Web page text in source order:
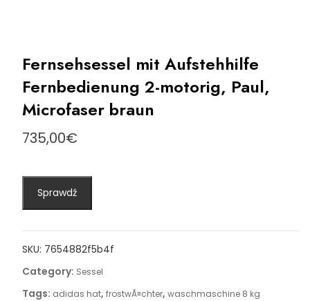
Fernsehsessel mit Aufstehhilfe
Fernbedienung 2-motorig, Paul,
Microfaser braun
735,00€
Sprawdź
SKU: 7654882f5b4f
Category: Sessel
Tags: adidas hat, frostwÃ¤chter, waschmaschine 8 kg